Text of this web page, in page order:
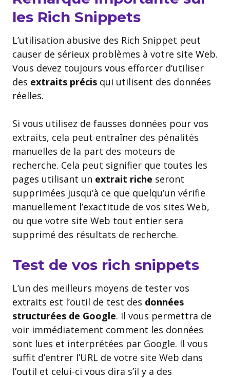
les Rich Snippets
L’utilisation abusive des Rich Snippet peut
causer de sérieux problèmes à votre site Web.
Vous devez toujours vous efforcer d’utiliser
des extraits précis qui utilisent des données
réelles.
Si vous utilisez de fausses données pour vos
extraits, cela peut entraîner des pénalités
manuelles de la part des moteurs de
recherche. Cela peut signifier que toutes les
pages utilisant un extrait riche seront
supprimées jusqu’à ce que quelqu’un vérifie
manuellement l’exactitude de vos sites Web,
ou que votre site Web tout entier sera
supprimé des résultats de recherche.
Test de vos rich snippets
L’un des meilleurs moyens de tester vos
extraits est l’outil de test des données
structurées de Google. Il vous permettra de
voir immédiatement comment les données
sont lues et interprétées par Google. Il vous
suffit d’entrer l’URL de votre site Web dans
l’outil et celui-ci vous dira s’il y a des